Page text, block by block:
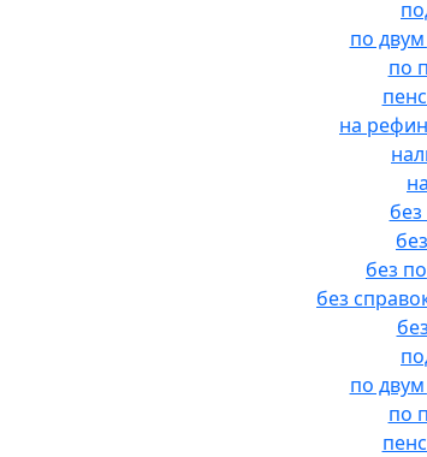
по
по
на
без
без
по
по